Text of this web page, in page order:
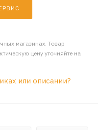
магазинах. Товар
цену уточняйте на
или описании?